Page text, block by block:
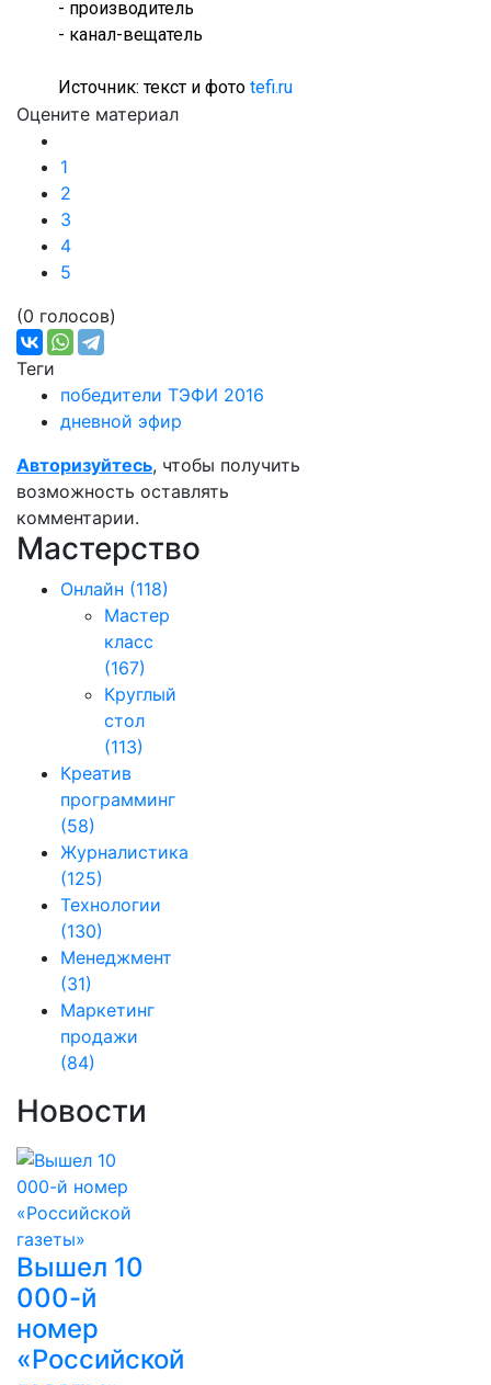
- производитель
- канал-вещатель
Источник: текст и фото tefi.ru
Оцените материал
1
2
3
4
5
(0 голосов)
Теги
победители ТЭФИ 2016
дневной эфир
Авторизуйтесь, чтобы получить
возможность оставлять
комментарии.
Мастерство
Онлайн (118)
Мастер
класс
(167)
Круглый
стол
(113)
Креатив
программинг
(58)
Журналистика
(125)
Технологии
(130)
Менеджмент
(31)
Маркетинг
продажи
(84)
Новости
Вышел 10
000-й
номер
«Российской